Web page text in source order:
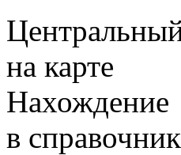
на карте
Нахождение
в